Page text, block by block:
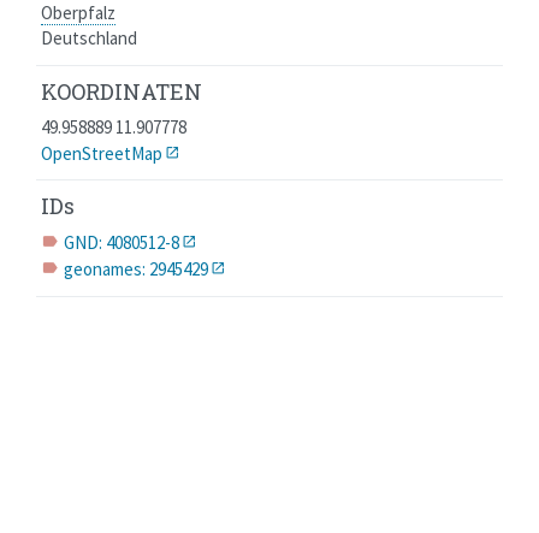
Oberpfalz
Deutschland
KOORDINATEN
49.958889 11.907778
OpenStreetMap
IDs
label GND: 4080512-8
label geonames: 2945429